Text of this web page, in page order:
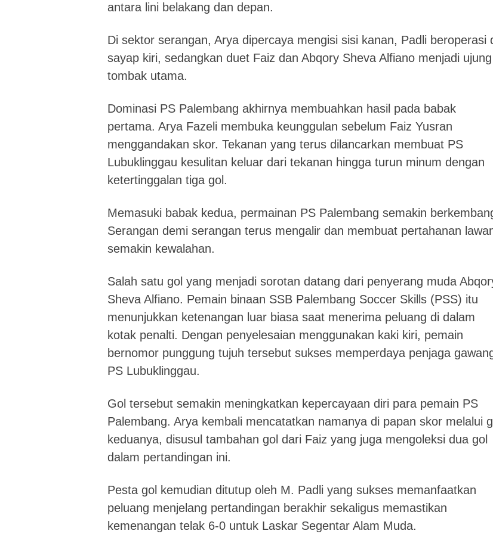
antara lini belakang dan depan.
Di sektor serangan, Arya dipercaya mengisi sisi kanan, Padli beroperasi
sayap kiri, sedangkan duet Faiz dan Abqory Sheva Alfiano menjadi ujung
tombak utama.
Dominasi PS Palembang akhirnya membuahkan hasil pada babak
pertama. Arya Fazeli membuka keunggulan sebelum Faiz Yusran
menggandakan skor. Tekanan yang terus dilancarkan membuat PS
Lubuklinggau kesulitan keluar dari tekanan hingga turun minum dengan
ketertinggalan tiga gol.
Memasuki babak kedua, permainan PS Palembang semakin
Serangan demi serangan terus mengalir dan membuat pertahanan
semakin kewalahan.
Salah satu gol yang menjadi sorotan datang dari penyerang muda
Sheva Alfiano. Pemain binaan SSB Palembang Soccer Skills (PSS) itu
menunjukkan ketenangan luar biasa saat menerima peluang di dalam
kotak penalti. Dengan penyelesaian menggunakan kaki kiri, pemain
bernomor punggung tujuh tersebut sukses memperdaya penjaga
PS Lubuklinggau.
Gol tersebut semakin meningkatkan kepercayaan diri para pemain PS
Palembang. Arya kembali mencatatkan namanya di papan skor melalui
keduanya, disusul tambahan gol dari Faiz yang juga mengoleksi dua gol
dalam pertandingan ini.
Pesta gol kemudian ditutup oleh M. Padli yang sukses memanfaatkan
peluang menjelang pertandingan berakhir sekaligus memastikan
kemenangan telak 6-0 untuk Laskar Segentar Alam Muda.